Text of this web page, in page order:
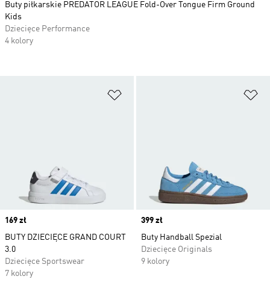
Price
169 zł
BUTY DZIECIĘCE GRAND COURT
3.0
Dziecięce Sportswear
7 kolory
Price
399 zł
Buty Handball Spezial
Dziecięce Originals
9 kolory
Buty piłkarskie PREDATOR LEAGUE Fold-Over Tongue Firm Ground
Kids
Dziecięce Performance
4 kolory